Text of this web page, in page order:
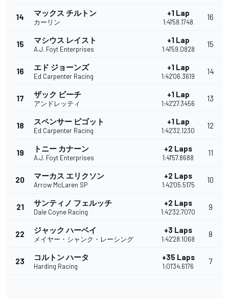
14 マックス チルトン
カーリン
+1 Lap
1:41'58.1748
16
15 マシウス レイスト
A.J. Foyt Enterprises
+1 Lap
1:41'59.0828
15
16 エド ジョーンズ
Ed Carpenter Racing
+1 Lap
1:42'06.3619
14
17 ザック ビーチ
アンドレッティ
+1 Lap
1:42'27.3456
13
18 スペンサー ピゴット
Ed Carpenter Racing
+1 Lap
1:42'32.1230
12
19 トニー カナーン
A.J. Foyt Enterprises
+2 Laps
1:41'57.8688
11
20 マーカス エリクソン
Arrow McLaren SP
+2 Laps
1:42'05.5175
10
21 サンティノ フェルッチ
Dale Coyne Racing
+2 Laps
1:42'32.7070
9
22 ジャック ハーベイ
メイヤー・シャンク・レーシング
+3 Laps
1:42'28.1068
8
23 コルトン ハータ
Harding Racing
+35 Laps
1:01'34.6176
7